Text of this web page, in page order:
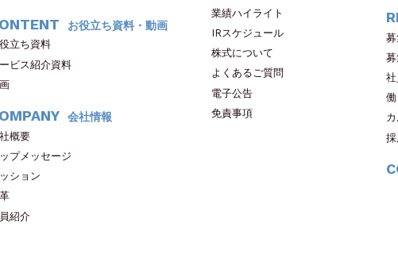
お役立ち資料・動画
立ち資料
ビス紹介資料
会社情報
概要
ップメッセージ
ション
紹介
業績ハイライト
IRスケジュール
株式について
よくあるご質問
電子公告
免責事項